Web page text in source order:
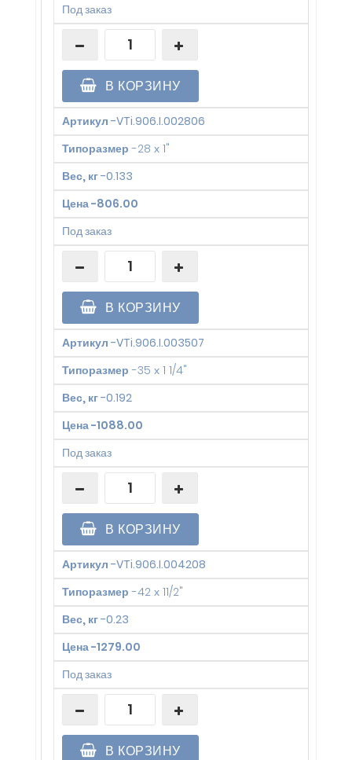
Под заказ
В КОРЗИНУ
Артикул -VTi.906.I.002806
Типоразмер -28 х 1"
Вес, кг-0.133
Цена-806.00
Под заказ
В КОРЗИНУ
Артикул -VTi.906.I.003507
Типоразмер -35 х 1 1/4"
Вес, кг-0.192
Цена-1088.00
Под заказ
В КОРЗИНУ
Артикул -VTi.906.I.004208
Типоразмер -42 х 11/2"
Вес, кг-0.23
Цена-1279.00
Под заказ
В КОРЗИНУ